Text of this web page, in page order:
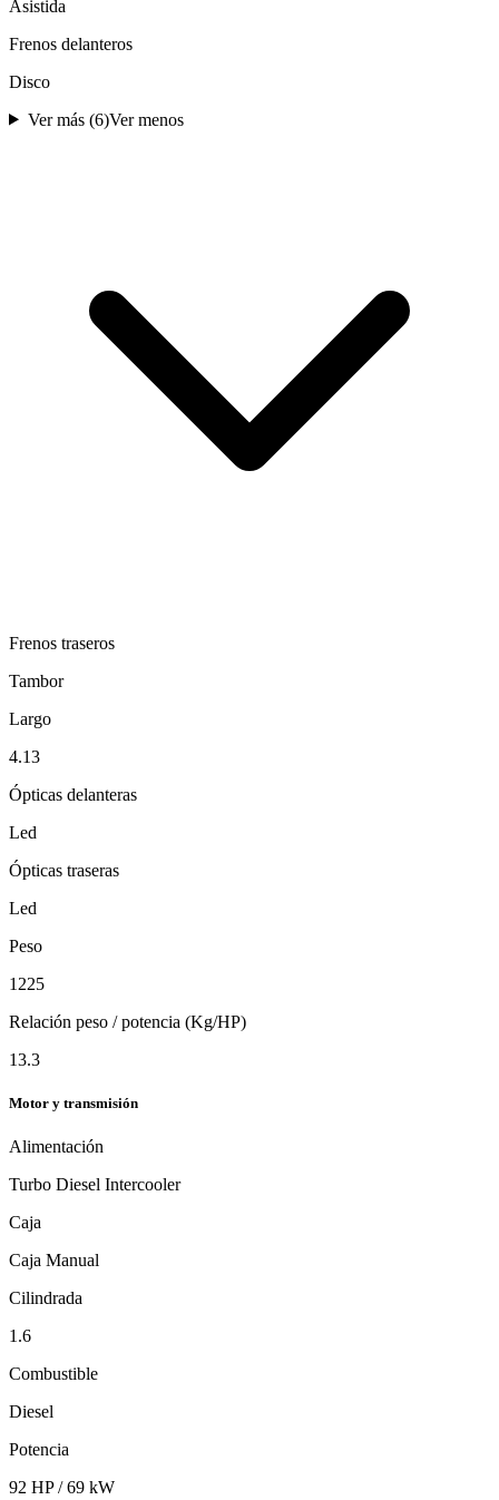
Asistida
Frenos delanteros
Disco
Ver más (6)Ver menos
Frenos traseros
Tambor
Largo
4.13
Ópticas delanteras
Led
Ópticas traseras
Led
Peso
1225
Relación peso / potencia (Kg/HP)
13.3
Motor y transmisión
Alimentación
Turbo Diesel Intercooler
Caja
Caja Manual
Cilindrada
1.6
Combustible
Diesel
Potencia
92 HP / 69 kW